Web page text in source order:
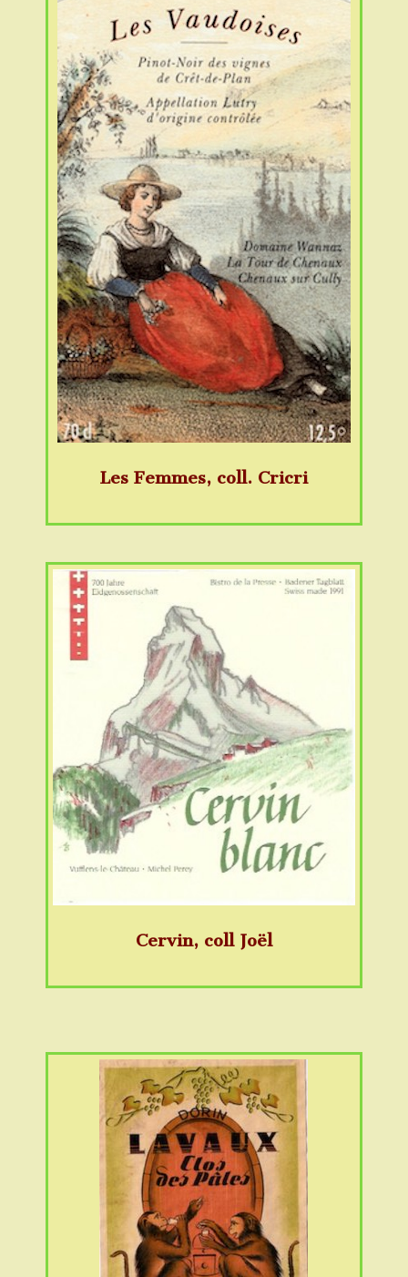
Les Femmes, coll. Cricri
Cervin, coll Joël